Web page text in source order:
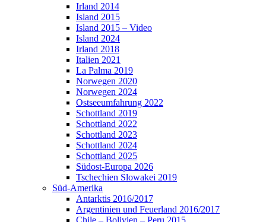
Irland 2014
Island 2015
Island 2015 – Video
Island 2024
Irland 2018
Italien 2021
La Palma 2019
Norwegen 2020
Norwegen 2024
Ostseeumfahrung 2022
Schottland 2019
Schottland 2022
Schottland 2023
Schottland 2024
Schottland 2025
Südost-Europa 2026
Tschechien Slowakei 2019
Süd-Amerika
Antarktis 2016/2017
Argentinien und Feuerland 2016/2017
Chile – Bolivien – Peru 2015